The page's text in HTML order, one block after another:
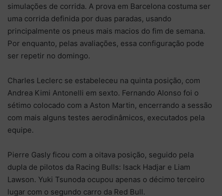
simulações de corrida. A prova em Barcelona costuma ser
uma corrida definida por duas paradas, usando
principalmente os pneus mais macios do fim de semana.
Por enquanto, pelas avaliações, essa configuração pode
ser repetir no domingo.
Charles Leclerc se estabeleceu na quinta posição, com
Andrea Kimi Antonelli em sexto. Fernando Alonso foi o
sétimo colocado com a Aston Martin, encerrando a sessão
com mais alguns testes aerodinâmicos, executados pela
equipe.
Pierre Gasly ficou com a oitava posição, seguido pela
dupla de pilotos da Racing Bulls: Isack Hadjar e Liam
Lawson. Yuki Tsunoda ocupou apenas o décimo terceiro
lugar com o segundo carro da Red Bull.